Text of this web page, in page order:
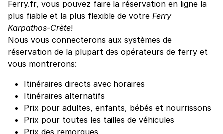
Ferry.fr, vous pouvez faire la réservation en ligne la
plus fiable et la plus flexible de votre Ferry
Karpathos-Crète!
Nous vous connecterons aux systèmes de
réservation de la plupart des opérateurs de ferry et
vous montrerons:
Itinéraires directs avec horaires
Itinéraires alternatifs
Prix pour adultes, enfants, bébés et nourrissons
Prix pour toutes les tailles de véhicules
Prix des remorques